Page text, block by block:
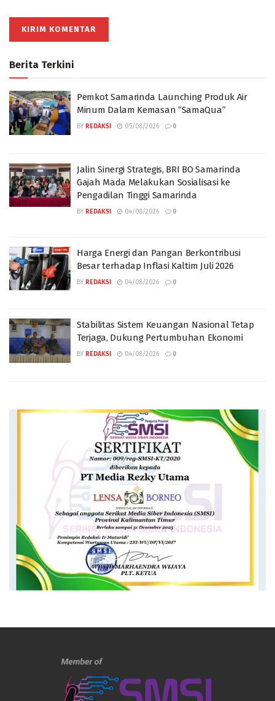
Berita Terkini
Pemkot Samarinda Launching Produk Air
Minum Dalam Kemasan “SamaQua”
BY REDAKSI 05/08/2026 0
Jalin Sinergi Strategis, BRI BO Samarinda
Gajah Mada Melakukan Sosialisasi ke
Pengadilan Tinggi Samarinda
BY REDAKSI 04/08/2026 0
Harga Energi dan Pangan Berkontribusi
Besar terhadap Inflasi Kaltim Juli 2026
BY REDAKSI 04/08/2026 0
Stabilitas Sistem Keuangan Nasional Tetap
Terjaga, Dukung Pertumbuhan Ekonomi
BY REDAKSI 04/08/2026 0